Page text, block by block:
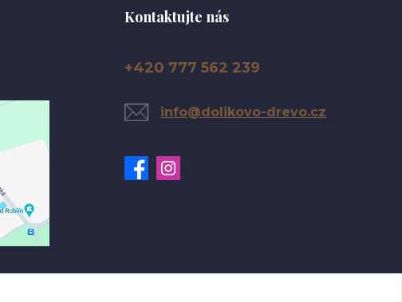
Kontaktujte nás
+420 777 562 239
info@dolikovo-drevo.cz